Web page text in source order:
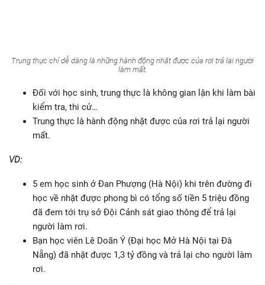
Trung thực chỉ dễ dàng là những hành động nhặt được của rơi trả lại người
làm mất.
Đối với học sinh, trung thực là không gian lận khi làm bài
kiểm tra, thi cử…
Trung thực là hành động nhặt được của rơi trả lại người
mất.
VD:
5 em học sinh ở Đan Phượng (Hà Nội) khi trên đường đi
học về nhặt được phong bì có tổng số tiền 5 triệu đồng
đã đem tới trụ sở Đội Cảnh sát giao thông để trả lại
người làm rơi.
Bạn học viên Lê Doãn Ý (Đại học Mở Hà Nội tại Đà
Nẵng) đã nhặt được 1,3 tỷ đồng và trả lại cho người làm
rơi.